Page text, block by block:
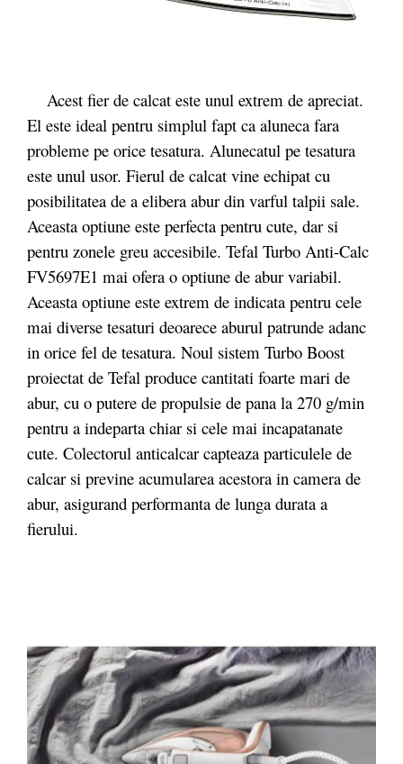
Acest fier de calcat este unul extrem de apreciat.
El este ideal pentru simplul fapt ca aluneca fara
probleme pe orice tesatura. Alunecatul pe tesatura
este unul usor. Fierul de calcat vine echipat cu
posibilitatea de a elibera abur din varful talpii sale.
Aceasta optiune este perfecta pentru cute, dar si
pentru zonele greu accesibile. Tefal Turbo Anti-Calc
FV5697E1 mai ofera o optiune de abur variabil.
Aceasta optiune este extrem de indicata pentru cele
mai diverse tesaturi deoarece aburul patrunde adanc
in orice fel de tesatura. Noul sistem Turbo Boost
proiectat de Tefal produce cantitati foarte mari de
abur, cu o putere de propulsie de pana la 270 g/min
pentru a indeparta chiar si cele mai incapatanate
cute. Colectorul anticalcar capteaza particulele de
calcar si previne acumularea acestora in camera de
abur, asigurand performanta de lunga durata a
fierului.